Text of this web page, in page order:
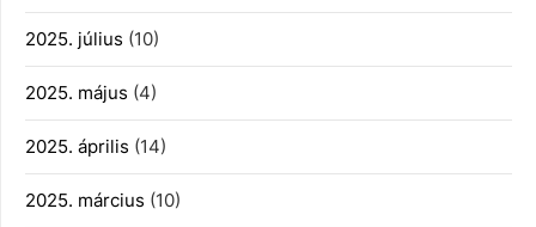
2025. július (10)
2025. május (4)
2025. április (14)
2025. március (10)